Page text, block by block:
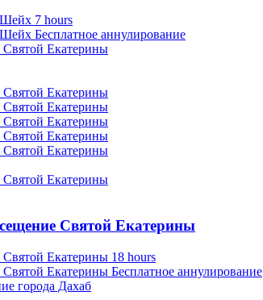
7 hours
Бесплатное аннулирование
Святой Екатерины
18 hours
Бесплатное аннулирование